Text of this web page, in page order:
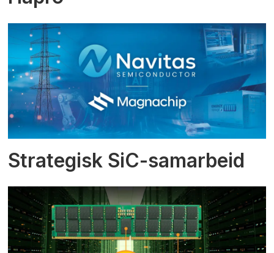
Strategisk SiC-samarbeid